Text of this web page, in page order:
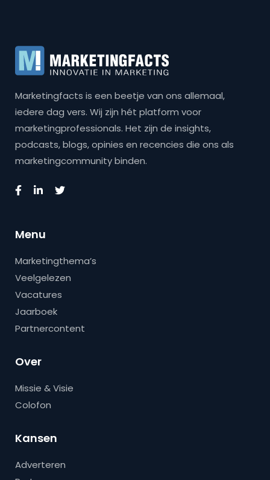
Marketingfacts is een beetje van ons allemaal,
iedere dag vers. Wij zijn hét platform voor
marketingprofessionals. Het zijn de insights,
podcasts, blogs, opinies en recencies die ons als
marketingcommunity binden.
Menu
Marketingthema’s
Veelgelezen
Vacatures
Jaarboek
Partnercontent
Over
Missie & Visie
Colofon
Kansen
Adverteren